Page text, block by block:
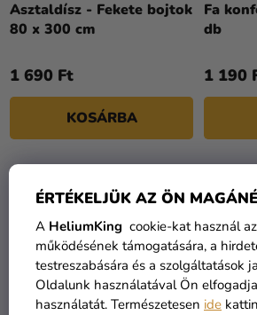
ÉRTÉKELJÜK AZ ÖN
A HeliumKing cookie-kat használ
működésének támogatására, a
testreszabására és a szolgáltatások
Oldalunk használatával Ön
használatát. Természetesen ide
Asztaldísz - Fekete bojtok
80 x 300 cm
1 690 Ft
KOSÁRBA
Fa
db
1 190